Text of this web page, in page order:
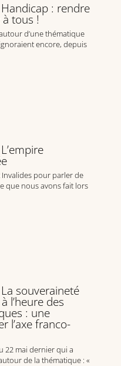
Handicap : rendre
tous !
d’une thématique
encore, depuis
vigueur.
pour parler de
que nous avons fait lors
souveraineté
l’heure des
: une
l’axe franco-
22 mai dernier qui a
de la thématique : «